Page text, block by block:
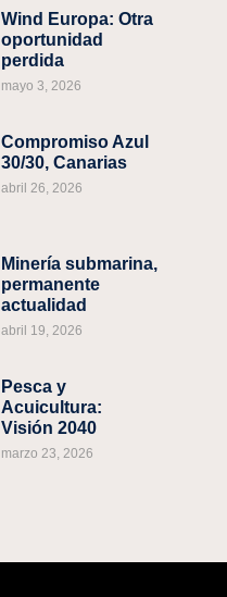
Wind Europa: Otra
oportunidad
perdida
mayo 3, 2026
Compromiso Azul
30/30, Canarias
abril 26, 2026
Minería submarina,
permanente
actualidad
abril 19, 2026
Pesca y
Acuicultura:
Visión 2040
marzo 23, 2026